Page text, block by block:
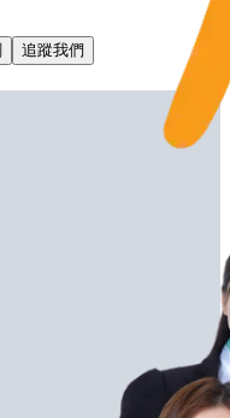
追蹤我們